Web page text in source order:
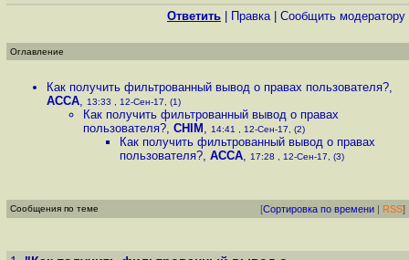
Ответить Правка| Cообщить модератору
Оглавление
Как получить фильтрованный вывод о правах пользователя?,
ACCA, 13:33 , 12-Сен-17, (1)
Как получить фильтрованный вывод о правах
пользователя?, CHIM , 14:41 , 12-Сен-17, (2)
Как получить фильтрованный вывод о правах
пользователя?, ACCA, 17:28 , 12-Сен-17, (3)
Сообщения по теме [Сортировка по времени | RSS]